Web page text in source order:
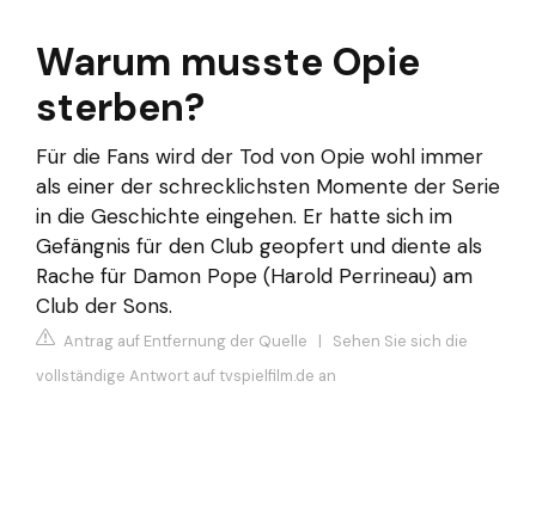
Warum musste Opie
sterben?
Für die Fans wird der Tod von Opie wohl immer
als einer der schrecklichsten Momente der Serie
in die Geschichte eingehen. Er hatte sich im
Gefängnis für den Club geopfert und diente als
Rache für Damon Pope (Harold Perrineau) am
Club der Sons.
Antrag auf Entfernung der Quelle | Sehen Sie sich die
vollständige Antwort auf tvspielfilm.de an